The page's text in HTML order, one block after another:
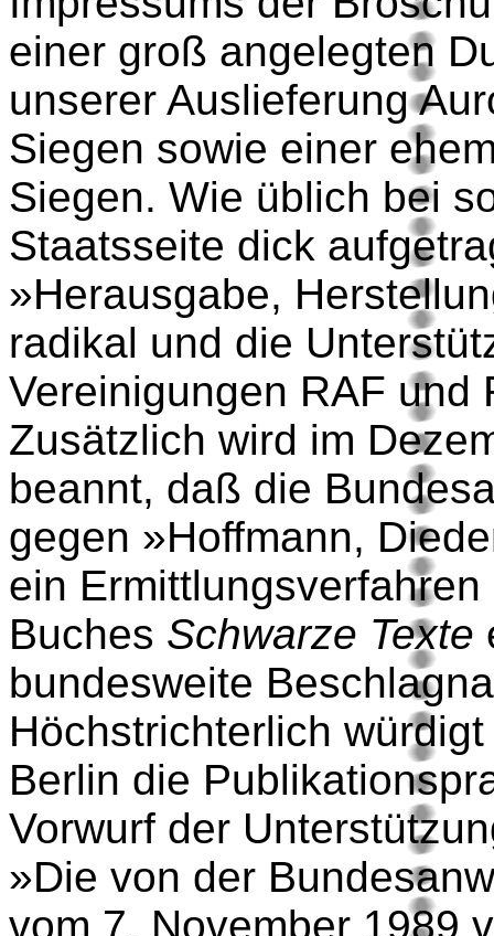
einer groß angelegten
unserer Auslieferung
Siegen sowie einer
Siegen. Wie üblich bei
Staatsseite dick
»Herausgabe,
radikal und die
Vereinigungen RAF und
Zusätzlich wird im
beannt, daß die
gegen »Hoffmann,
ein
Buches Schwarze Texte
bundesweite
Höchstrichterlich
Berlin die
Vorwurf der
»Die von der
vom 7. November 1989